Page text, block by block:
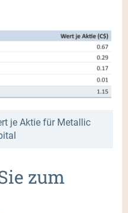
je Aktie für Metallic
zum